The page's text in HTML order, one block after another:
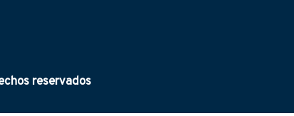
reservados